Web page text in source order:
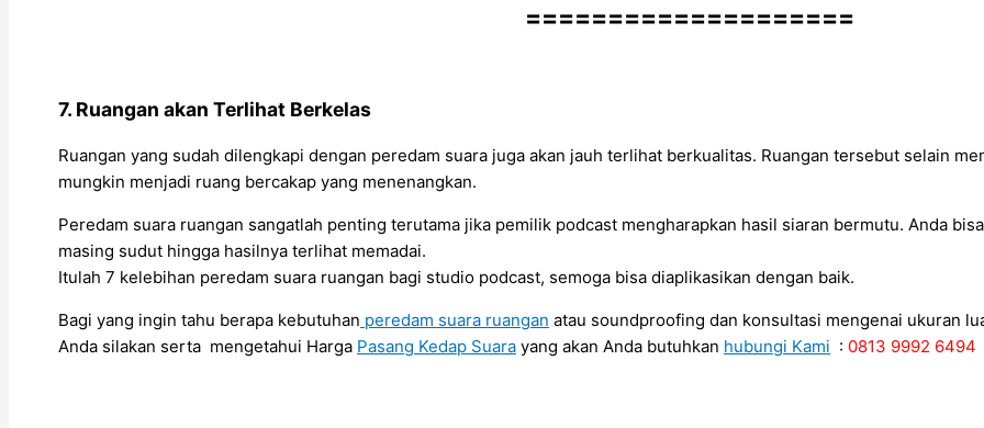
====================
7. Ruangan akan Terlihat Berkelas
Ruangan yang sudah dilengkapi dengan peredam suara juga akan jauh terlihat berkualitas. Ruangan tersebut selain
mungkin menjadi ruang bercakap yang menenangkan.
Peredam suara ruangan sangatlah penting terutama jika pemilik podcast mengharapkan hasil siaran bermutu. Anda
masing sudut hingga hasilnya terlihat memadai.
Itulah 7 kelebihan peredam suara ruangan bagi studio podcast, semoga bisa diaplikasikan dengan baik.
Bagi yang ingin tahu berapa kebutuhan peredam suara ruangan atau soundproofing dan konsultasi mengenai ukuran
Anda silakan serta mengetahui Harga Pasang Kedap Suara yang akan Anda butuhkan hubungi Kami : 0813 9992 6494